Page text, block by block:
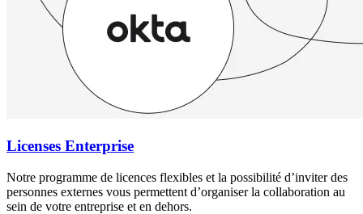
Licenses Enterprise
Notre programme de licences flexibles et la possibilité d’inviter des
personnes externes vous permettent d’organiser la collaboration au
sein de votre entreprise et en dehors.